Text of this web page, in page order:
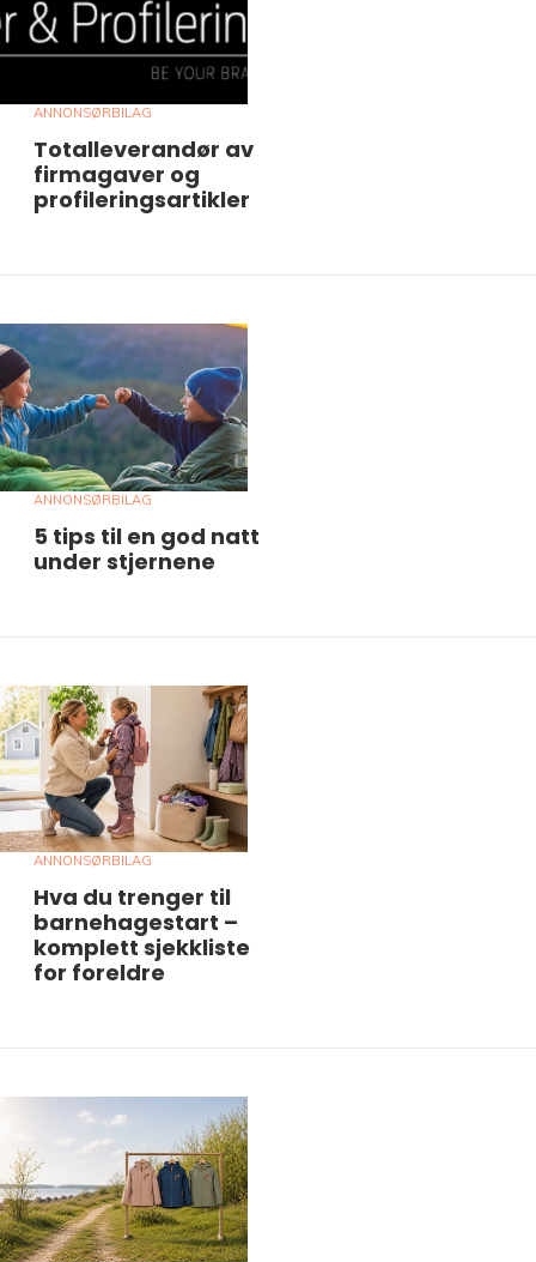
ANNONSØRBILAG
Totalleverandør av
firmagaver og
profileringsartikler
ANNONSØRBILAG
5 tips til en god natt
under stjernene
ANNONSØRBILAG
Hva du trenger til
barnehagestart –
komplett sjekkliste
for foreldre